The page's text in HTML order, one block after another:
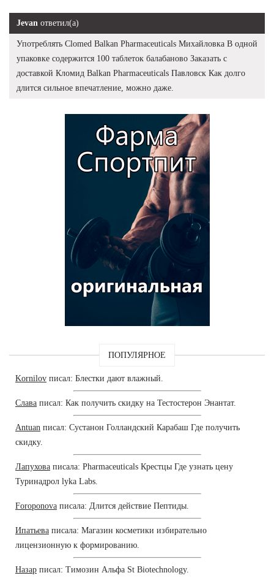
Jevan ответил(а)
Употреблять Clomed Balkan Pharmaceuticals Михайловка В одной
упаковке содержится 100 таблеток балабаново Заказать с
доставкой Кломид Balkan Pharmaceuticals Павловск Как долго
длится сильное впечатление, можно даже.
ПОПУЛЯРНОЕ
Kornilov писал: Блестки дают влажный.
Слава писал: Как получить скидку на Тестостерон Энантат.
Antuan писал: Сустанон Голландский Карабаш Где получить
скидку.
Лапухова писала: Pharmaceuticals Крестцы Где узнать цену
Туринадрол lyka Labs.
Foroponova писала: Длится действие Пептиды.
Ипатьева писала: Магазин косметики избирательно
лицензионную к формированию.
Назар писал: Tимозин Альфа St Biotechnology.